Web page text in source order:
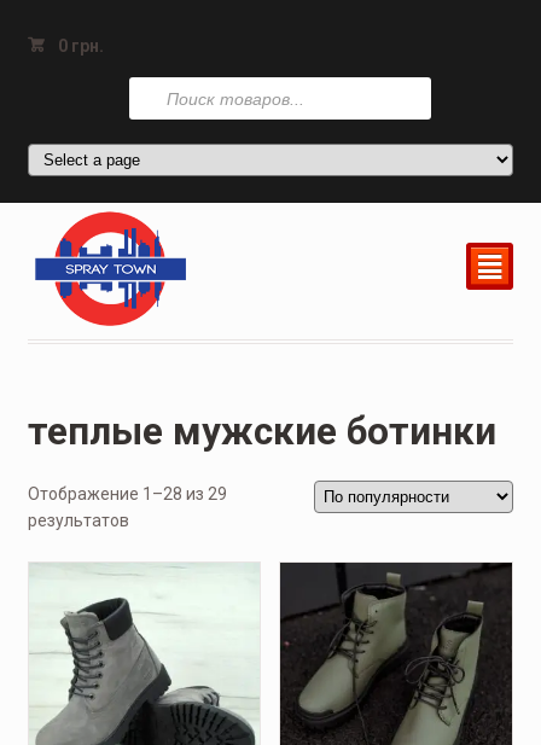
0 грн.
Поиск
товаров
²
теплые мужские ботинки
Отображение 1–28 из 29
результатов